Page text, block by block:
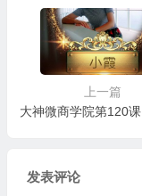
上一篇
发表评论